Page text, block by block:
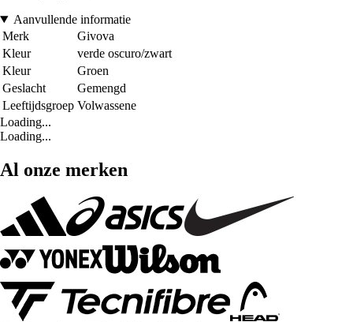
Aanvullende informatie
Merk
Givova
Kleur
verde oscuro/zwart
Kleur
Groen
Geslacht
Gemengd
Leeftijdsgroep Volwassene
Loading...
Loading...
Al onze merken